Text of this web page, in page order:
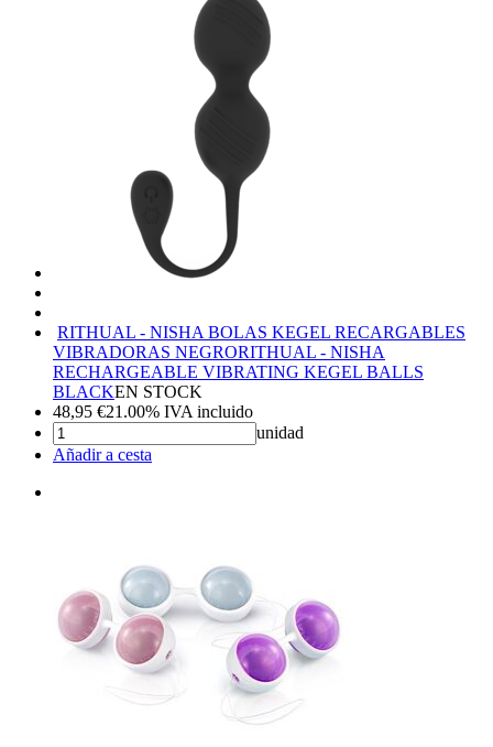
RITHUAL - NISHA BOLAS KEGEL RECARGABLES
VIBRADORAS NEGRORITHUAL - NISHA
RECHARGEABLE VIBRATING KEGEL BALLS
BLACKEN STOCK
48,95 €21.00% IVA incluido
unidad
Añadir a cesta